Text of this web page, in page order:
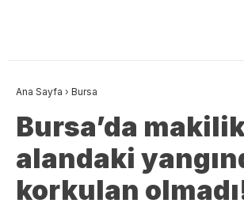
Ana Sayfa › Bursa
Bursa’da
alandaki
korkulan